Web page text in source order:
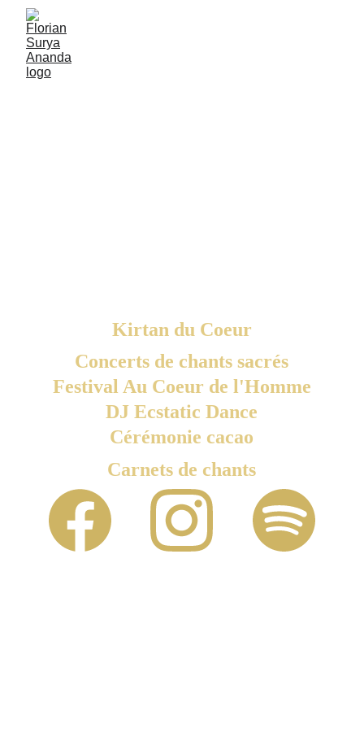
Kirtan du Coeur
Concerts de chants sacrés
Festival Au Coeur de l'Homme
DJ Ecstatic Dance
Cérémonie cacao
Carnets de chants